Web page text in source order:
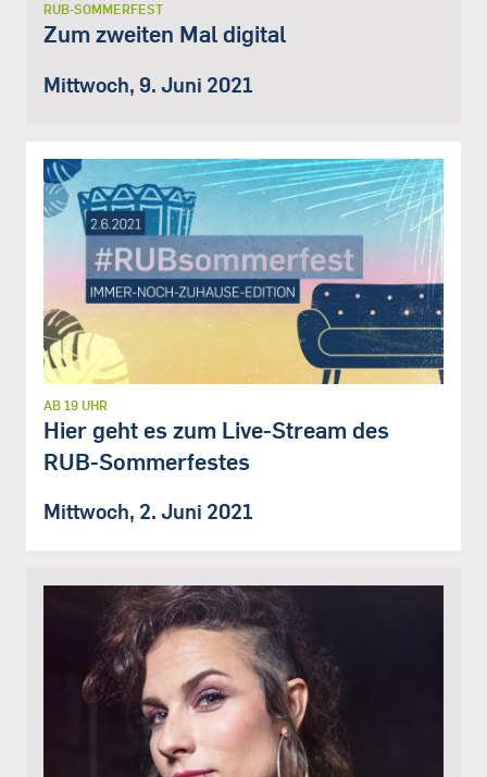
RUB-SOMMERFEST
Zum zweiten Mal digital
Mittwoch, 9. Juni 2021
AB 19 UHR
Hier geht es zum Live-Stream des
RUB-Sommerfestes
Mittwoch, 2. Juni 2021